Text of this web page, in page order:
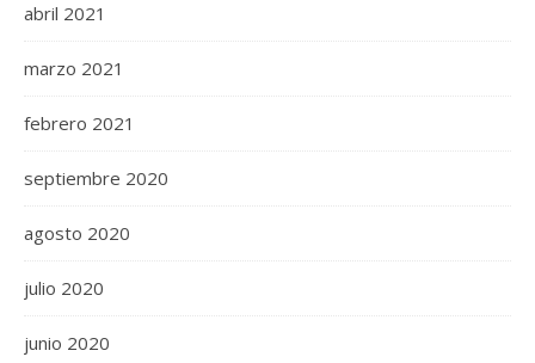
abril 2021
marzo 2021
febrero 2021
septiembre 2020
agosto 2020
julio 2020
junio 2020